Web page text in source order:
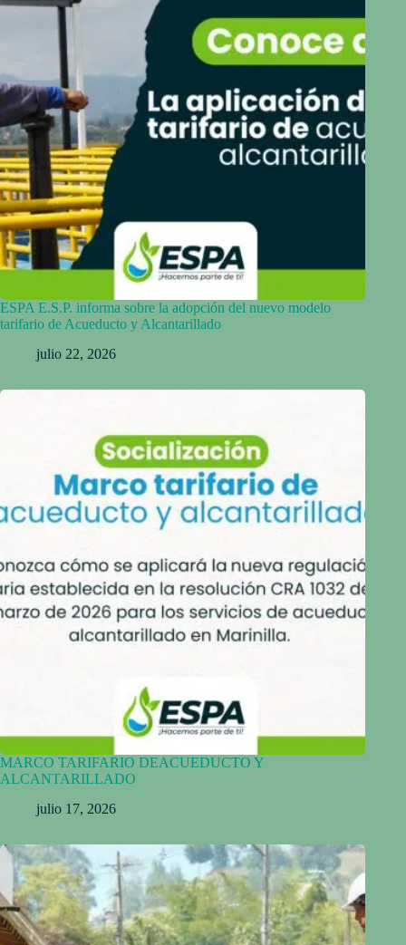
ESPA E.S.P. informa sobre la adopción del nuevo modelo
tarifario de Acueducto y Alcantarillado
julio 22, 2026
MARCO TARIFARIO DEACUEDUCTO Y
ALCANTARILLADO
julio 17, 2026